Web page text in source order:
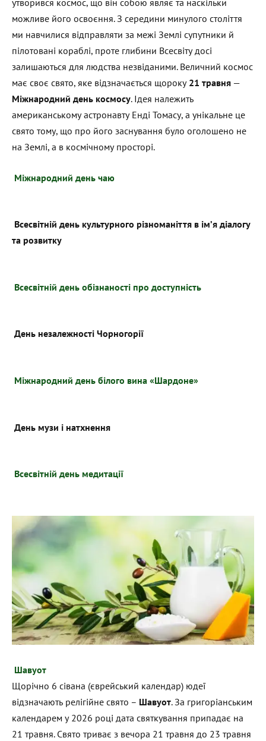
утворився космос, що він собою являє та наскільки
можливе його освоєння. З середини минулого століття
ми навчилися відправляти за межі Землі супутники й
пілотовані кораблі, проте глибини Всесвіту досі
залишаються для людства незвіданими. Величний космос
має своє свято, яке відзначається щороку 21 травня —
Міжнародний день космосу. Ідея належить
американському астронавту Енді Томасу, а унікальне це
свято тому, що про його заснування було оголошено не
на Землі, а в космічному просторі.
Міжнародний день чаю
Всесвітній день культурного різноманіття в ім’я діалогу
та розвитку
Всесвітній день обізнаності про доступність
День незалежності Чорногорії
Міжнародний день білого вина «Шардоне»
День музи і натхнення
Всесвітній день медитації
Шавуот
Щорічно 6 сівана (єврейський календар) юдеї
відзначають релігійне свято – Шавуот. За григоріанським
календарем у 2026 році дата святкування припадає на
21 травня. Свято триває з вечора 21 травня до 23 травня